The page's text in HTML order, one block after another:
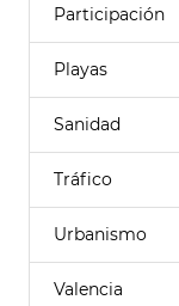
Participación
Playas
Sanidad
Tráfico
Urbanismo
Valencia